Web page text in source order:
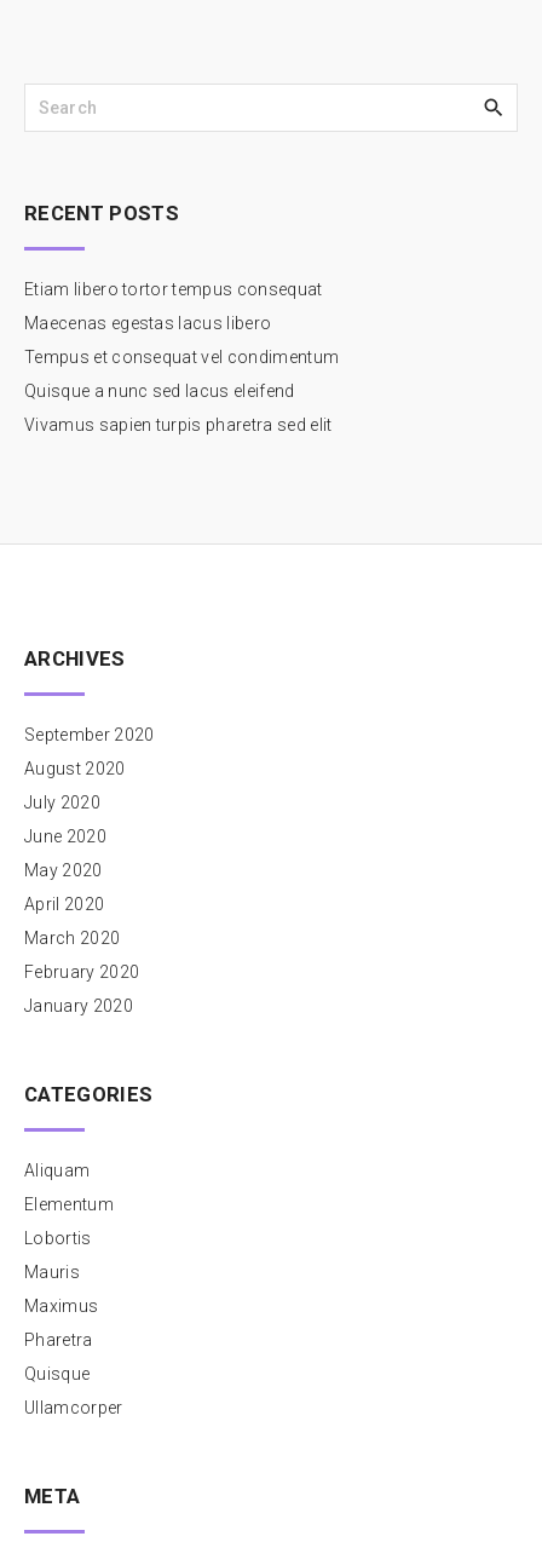
RECENT POSTS
Etiam libero tortor tempus consequat
Maecenas egestas lacus libero
Tempus et consequat vel condimentum
Quisque a nunc sed lacus eleifend
Vivamus sapien turpis pharetra sed elit
ARCHIVES
September 2020
August 2020
July 2020
June 2020
May 2020
April 2020
March 2020
February 2020
January 2020
CATEGORIES
Aliquam
Elementum
Lobortis
Mauris
Maximus
Pharetra
Quisque
Ullamcorper
META